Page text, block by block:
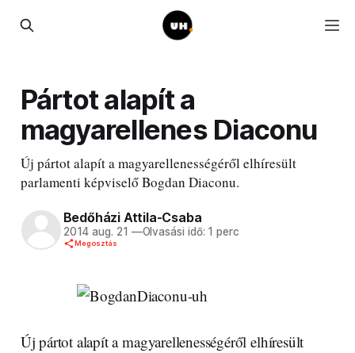
Pártot alapít a
magyarellenes Diaconu
Új pártot alapít a magyarellenességéről elhíresült
parlamenti képviselő Bogdan Diaconu.
Bedőházi Attila-Csaba
2014 aug. 21 —Olvasási idő: 1 perc
Megosztás
Új pártot alapít a magyarellenességéről elhíresült